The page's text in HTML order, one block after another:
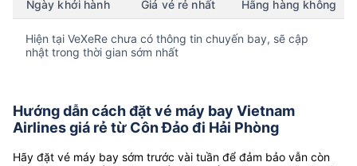
Ngày khởi hành Giá vé rẻ nhất Hãng hàng không
Hiện tại VeXeRe chưa có thông tin chuyến bay, sẽ cập
nhật trong thời gian sớm nhất
Hướng dẫn cách đặt vé máy bay Vietnam
Airlines giá rẻ từ Côn Đảo đi Hải Phòng
Hãy đặt vé máy bay sớm trước vài tuần để đảm bảo vẫn còn